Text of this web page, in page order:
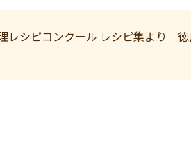
レシピコンクール レシピ集より 徳